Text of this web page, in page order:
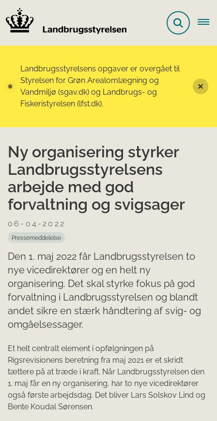
Landbrugsstyrelsens opgaver er overgået til
Styrelsen for Grøn Arealomlægning og
Vandmiljø (sgav.dk) og Landbrugs- og
Fiskeristyrelsen (lfst.dk).
Ny organisering styrker
Landbrugsstyrelsens
arbejde med god
forvaltning og svigsager
06-04-2022
Pressemeddelelse
Den 1. maj 2022 får Landbrugsstyrelsen to
nye vicedirektører og en helt ny
organisering. Det skal styrke fokus på god
forvaltning i Landbrugsstyrelsen og blandt
andet sikre en stærk håndtering af svig- og
omgåelsessager.
Et helt centralt element i opfølgningen på
Rigsrevisionens beretning fra maj 2021 er et skridt
tættere på at træde i kraft. Når Landbrugsstyrelsen den
1. maj får en ny organisering, har to nye vicedirektører
også første arbejdsdag. Det bliver Lars Solskov Lind og
Bente Koudal Sørensen.